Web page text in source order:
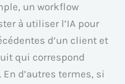
un workflow
à utiliser l’IA pour
d’un client et
qui correspond
d’autres termes, si